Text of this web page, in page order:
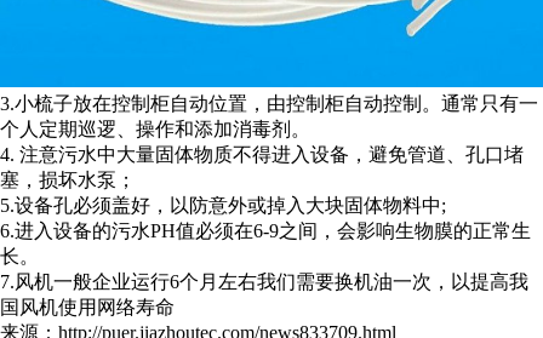
3.小梳子放在控制柜自动位置，由控制柜自动控制。通常只有一
个人定期巡逻、操作和添加消毒剂。
4. 注意污水中大量固体物质不得进入设备，避免管道、孔口堵
塞，损坏水泵；
5.设备孔必须盖好，以防意外或掉入大块固体物料中;
6.进入设备的污水PH值必须在6-9之间，会影响生物膜的正常生
长。
7.风机一般企业运行6个月左右我们需要换机油一次，以提高我
国风机使用网络寿命
来源：http://puer.jiazhoutec.com/news833709.html